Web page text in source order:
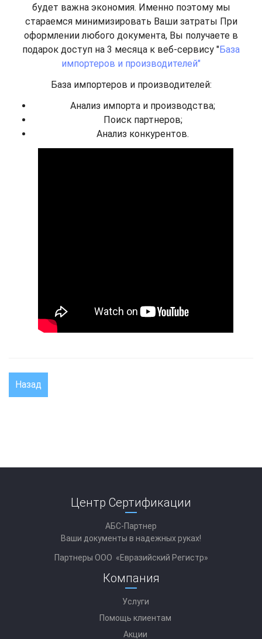
будет важна экономия. Именно поэтому мы
стараемся минимизировать Ваши затраты При
оформлении любого документа, Вы получаете в
подарок доступ на 3 месяца к веб-сервису "База
импортеров и производителей"
База импортеров и производителей:
Анализ импорта и производства;
Поиск партнеров;
Анализ конкурентов.
Назад
Центр Сертификации
АБС-Партнер
Ваши документы в надежных руках!
Партнеры ООО «Евразийский Регистр»
Компания
Услуги
Помощь клиентам
Акции